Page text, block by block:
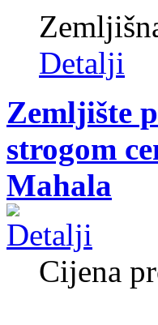
Detalji
Zemljište
strogom
Mahala
Cijena